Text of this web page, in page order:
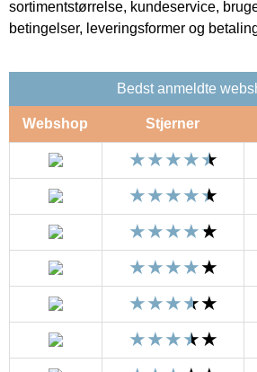
sortimentstørrelse, kundeservice,
betingelser, leveringsformer og
Bedst anmeldte
Webshop Stjerner